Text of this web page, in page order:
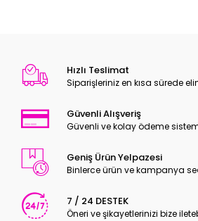
Hızlı Teslimat
Siparişleriniz en kısa sürede
Güvenli Alışveriş
Güvenli ve kolay ödeme
Geniş Ürün Yelpazesi
Binlerce ürün ve kampanya
7 / 24 DESTEK
Öneri ve şikayetlerinizi bize